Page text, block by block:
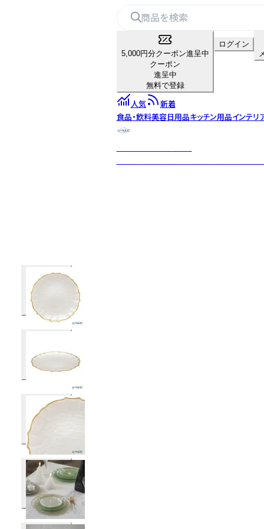
5,000円分クーポン進呈中
クーポン
進呈中
無料で登録
ログイン
人気
新着
食品・飲料美容日用品キッチン用品インテリ